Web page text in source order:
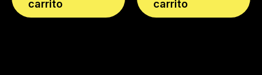
carrito carrito